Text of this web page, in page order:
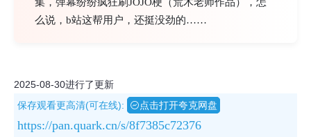
么说，b站这帮用户，还挺没劲的……
2025-08-30进行了更新
保存观看更高清(可在线):
点击打开夸克网盘
https://pan.quark.cn/s/8f7385c72376